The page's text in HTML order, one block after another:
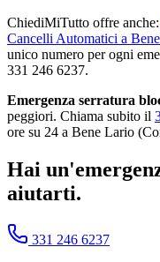
ChiediMiTutto offre anche:
Cancelli Automatici a
unico numero per ogni
331 246 6237.
Emergenza serratura
peggiori. Chiama subito il
ore su 24 a Bene Lario
Hai
aiutarti.
331 246 6237